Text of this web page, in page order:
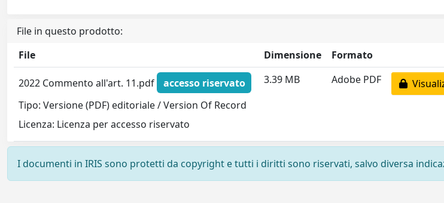
File in questo prodotto:
File
Dimensione Formato
2022 Commento all'art. 11.pdf
accesso riservato
Tipo: Versione (PDF) editoriale / Version Of Record
Licenza: Licenza per accesso riservato
3.39 MB Adobe PDF
I documenti in IRIS sono protetti da copyright e tutti i diritti sono riservati, salvo diversa